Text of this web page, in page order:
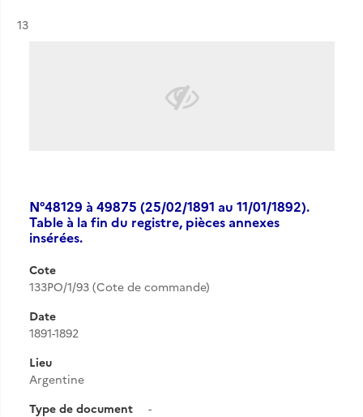
Résultat n°
13
N°48129 à 49875 (25/02/1891 au 11/01/1892).
Table à la fin du registre, pièces annexes
insérées.
Cote
133PO/1/93 (Cote de commande)
Date
1891-1892
Lieu
Argentine
Type de document
-